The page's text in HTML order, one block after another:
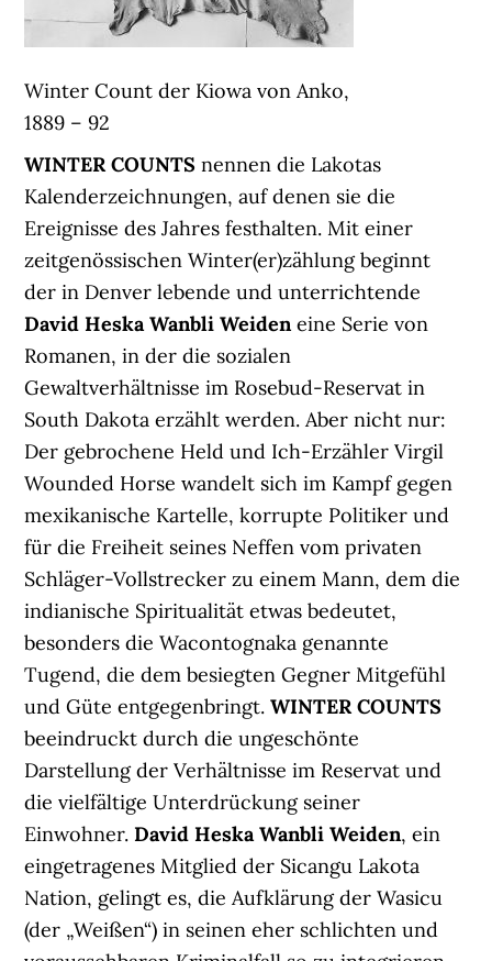
Winter Count der Kiowa von Anko,
1889 – 92
WINTER COUNTS nennen die Lakotas
Kalenderzeichnungen, auf denen sie die
Ereignisse des Jahres festhalten. Mit einer
zeitgenössischen Winter(er)zählung beginnt
der in Denver lebende und unterrichtende
David Heska Wanbli Weideneine Serie von
Romanen, in der die sozialen
Gewaltverhältnisse im Rosebud-Reservat in
South Dakota erzählt werden. Aber nicht nur:
Der gebrochene Held und Ich-Erzähler Virgil
Wounded Horse wandelt sich im Kampf gegen
mexikanische Kartelle, korrupte Politiker und
für die Freiheit seines Neffen vom privaten
Schläger-Vollstrecker zu einem Mann, dem die
indianische Spiritualität etwas bedeutet,
besonders die Wacontognaka genannte
Tugend, die dem besiegten Gegner Mitgefühl
und Güte entgegenbringt.WINTER COUNTS
beeindruckt durch die ungeschönte
Darstellung der Verhältnisse im Reservat und
die vielfältige Unterdrückung seiner
Einwohner.David Heska Wanbli Weiden, ein
eingetragenes Mitglied der Sicangu Lakota
Nation, gelingt es, die Aufklärung der Wasicu
(der „Weißen“) in seinen eher schlichten und